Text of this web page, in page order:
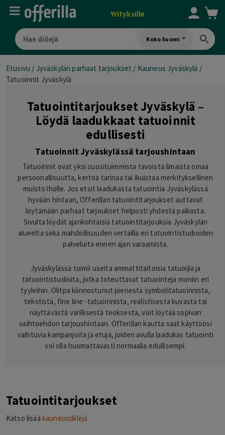
Yrityksille
Koko Suomi
Etusivu / Jyväskylän parhaat tarjoukset / Kauneus Jyväskylä /
Tatuoinnit Jyväskylä
Tatuointitarjoukset Jyväskylä –
Löydä laadukkaat tatuoinnit
edullisesti
Tatuoinnit Jyväskylässä tarjoushintaan
Tatuoinnit ovat yksi suosituimmista tavoista ilmaista omaa
persoonallisuutta, kertoa tarinaa tai ikuistaa merkityksellinen
muisto iholle. Jos etsit laadukasta tatuointia Jyväskylässä
hyvään hintaan, Offerillan tatuointitarjoukset auttavat
löytämään parhaat tarjoukset helposti yhdestä paikasta.
Sivulta löydät ajankohtaisia tatuointitarjouksia Jyväskylän
alueelta sekä mahdollisuuden vertailla eri tatuointistudioiden
palveluita ennen ajan varaamista.
Jyväskylässä toimii useita ammattitaitoisia tatuoijia ja
tatuointistudioita, jotka toteuttavat tatuointeja moniin eri
tyyleihin. Olitpa kiinnostunut pienestä symbolitatuoinnista,
tekstistä, fine line -tatuoinnista, realistisesta kuvasta tai
näyttävästä värillisestä teoksesta, voit löytää sopivan
vaihtoehdon tarjoushintaan. Offerillan kautta saat käyttöösi
vaihtuvia kampanjoita ja etuja, joiden avulla laadukas tatuointi
voi olla huomattavasti normaalia edullisempi.
Tatuointitarjoukset
Katso lisää kauneusdiilejä